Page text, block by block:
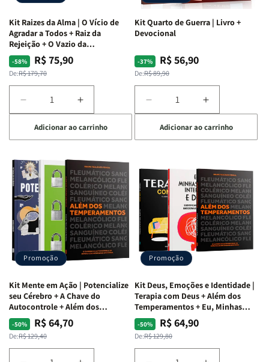
Kit Raizes da Alma | O Vício de
Agradar a Todos + Raiz da
Rejeição + O Vazio da
Insatisfação.
-58%
Preço
normal
De:R$ 179,70
Preço
promocional
R$ 75,90
Diminuir
a
quantidade
de
Raizes
da
Alma
|
O
Vício
Agradar
a
Todos
+
Raiz
da
Rejeição
Aumentar
a
quantidade
de
Raizes
da
Alma
|
O
Vício
de
Agradar
Todos
+
Raiz
O
Adicionar ao carrinho
Kit Quarto de Guerra | Livro +
Devocional
-37%
Preço
normal
De:R$ 89,90
Preço
promocional
R$ 56,90
Diminuir
a
quantidade
de
Quarto
de
Guerra
Livro
+
Devocional
Aumentar
a
quantidade
de
Quarto
de
Guerra
|
Livro
+
Devocional
Adicionar ao carrinho
Promoção
Kit Mente em Ação | Potencialize
seu Cérebro + A Chave do
Autocontrole + Além dos
Temperamentos
-50%
Preço
normal
De:R$ 129,40
Preço
promocional
R$ 64,70
Promoção
Kit Deus, Emoções e Identidade |
Terapia com Deus + Além dos
Temperamentos + Eu, Minhas
Feridas e Deus
-50%
Preço
normal
De:R$ 129,80
Preço
promocional
R$ 64,90